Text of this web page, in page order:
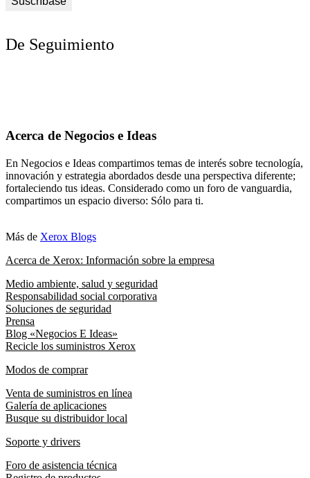
De Seguimiento
Acerca de Negocios e Ideas
En Negocios e Ideas compartimos temas de interés sobre tecnología,
innovación y estrategia abordados desde una perspectiva diferente;
fortaleciendo tus ideas. Considerado como un foro de vanguardia,
compartimos un espacio diverso: Sólo para ti.
Más de Xerox Blogs
Acerca de Xerox: Información sobre la empresa
Medio ambiente, salud y seguridad
Responsabilidad social corporativa
Soluciones de seguridad
Prensa
Blog «Negocios E Ideas»
Recicle los suministros Xerox
Modos de comprar
Venta de suministros en línea
Galería de aplicaciones
Busque su distribuidor local
Soporte y drivers
Foro de asistencia técnica